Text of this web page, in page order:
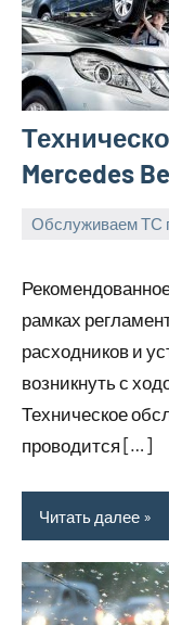
Mercedes
Обслуживаем ТС
witson_car_r
рамках
расходников и
возникнуть с
Техническое
проводится […]
Читать далее